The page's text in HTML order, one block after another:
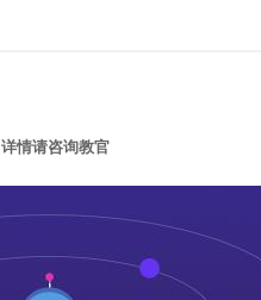
详情请咨询教官